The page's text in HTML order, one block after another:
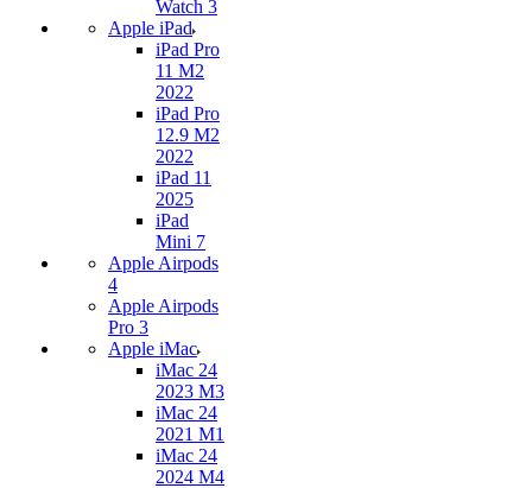
Watch 3
Apple iPad
iPad Pro
11 M2
2022
iPad Pro
12.9 M2
2022
iPad 11
2025
iPad
Mini 7
Apple Airpods
4
Apple Airpods
Pro 3
Apple iMac
iMac 24
2023 M3
iMac 24
2021 M1
iMac 24
2024 M4